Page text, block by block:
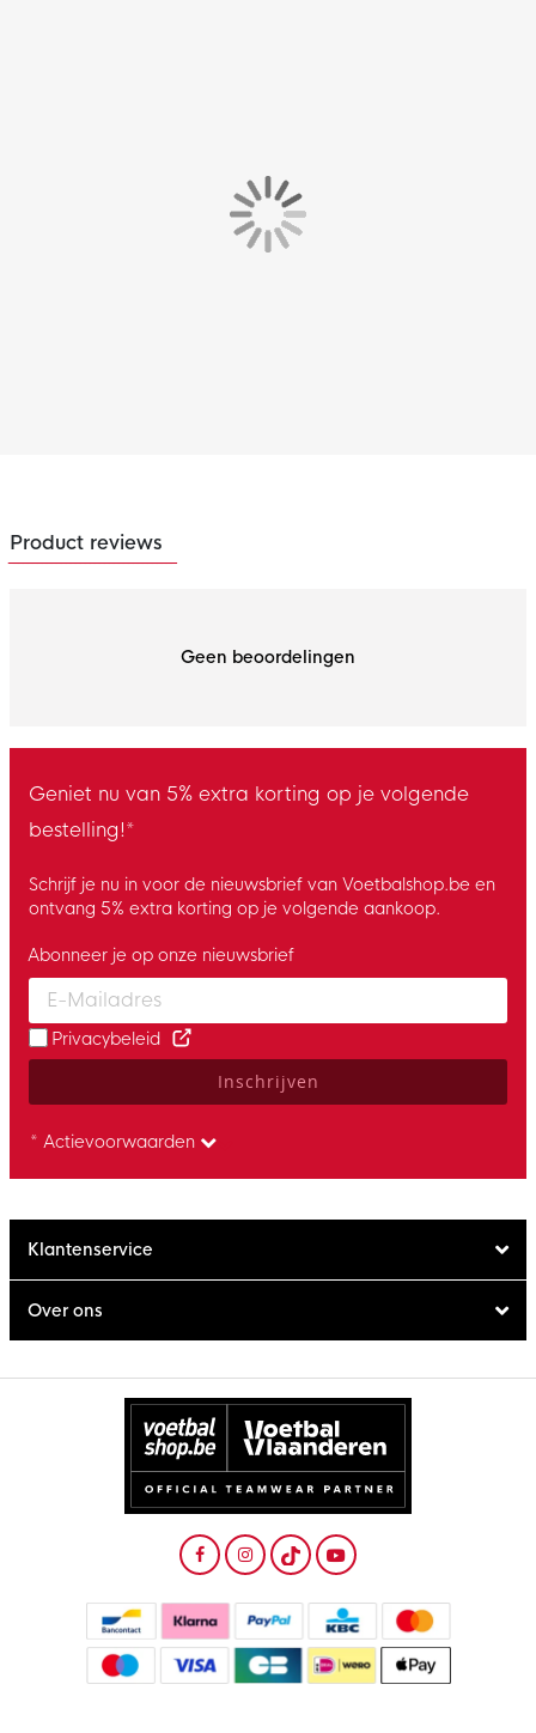
Product reviews
Geen beoordelingen
Geniet nu van 5% extra korting op je volgende
bestelling!*
Schrijf je nu in voor de nieuwsbrief van Voetbalshop.be en
ontvang 5% extra korting op je volgende aankoop.
Enter your email and accept the privacy policy to subscribe to
Abonneer je op onze nieuwsbrief
Privacybeleid
Inschrijven
* Actievoorwaarden
Klantenservice
Over ons